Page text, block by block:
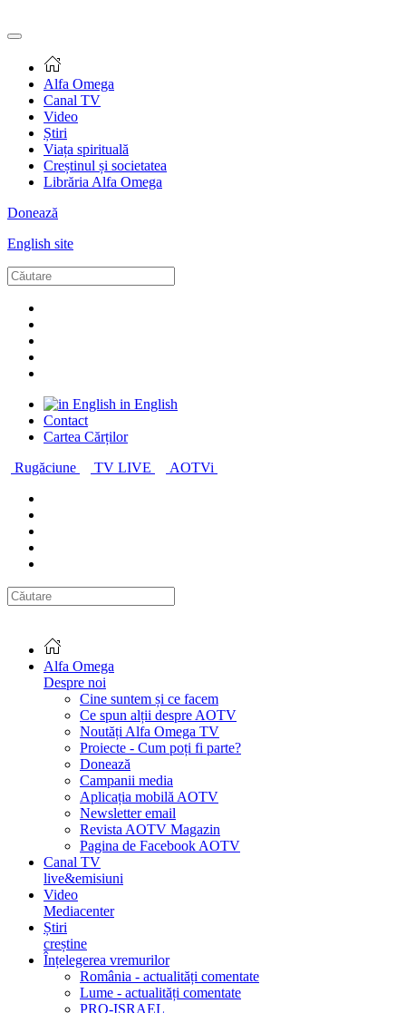
Alfa Omega
Canal TV
Video
Știri
Viața spirituală
Creștinul și societatea
Librăria Alfa Omega
Donează
English site
in English
Contact
Cartea Cărților
Rugăciune
TV LIVE AOTVi
Alfa Omega
Despre noi
Cine suntem și ce facem
Ce spun alții despre AOTV
Noutăți Alfa Omega TV
Proiecte - Cum poți fi parte?
Donează
Campanii media
Aplicația mobilă AOTV
Newsletter email
Revista AOTV Magazin
Pagina de Facebook AOTV
Canal TV
live&emisiuni
Video
Mediacenter
Știri
creștine
Înțelegerea vremurilor
România - actualități comentate
Lume - actualități comentate
PRO-ISRAEL